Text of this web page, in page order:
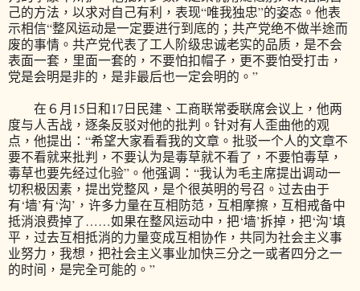
己的方法，以求对自己有利，表现“唯我独忠”的姿态。他表
示相信“整风运动是一定要进行到底的；共产党绝不做半途而
废的事情。共产党代表了工人阶级忠诚老实的品质，是不会
表面一套，里面一套的，不要怕扣帽子，更不要怕受打击，
党是会明是非的，是非最后也一定会明的。”
在６月15日和17日民建、工商联常委联席会议上，他两
度与人舌战，逐条反驳对他的批判。针对有人歪曲他的观
点，他提出：“希望大家看看我的文章。批驳一个人的文章不
要不看就来批判，不要认为是毒草就不看了，不要怕毒草，
毒草也要先经过化验”。他强调：“我认为毛主席提出调动一
切积极因素，提出党整风，是个很英明的号召。过去由于
有‘墙’有‘沟’，许多力量在互相防范，互相摩擦，互相戒备中
抵消浪费掉了……如果在整风运动中，把‘墙’拆掉，把‘沟’填
平，过去互相抵消的力量变成互相协作，共同为社会主义事
业努力，我想，把社会主义事业加快三分之一或者四分之一
的时间，是完全可能的。”